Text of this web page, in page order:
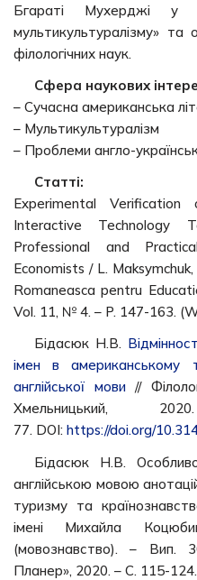
Бгараті Мухерджі у
мультикультуралізму»
філологічних наук.
Сфера наукових
– Сучасна американська
– Мультикультуралізм
– Проблеми англо-
Статті:
Experimental
Interactive Technology
Professional and
Economists / L.
Romaneasca pentru
Vol. 11, № 4. – P. 147-163.
Бідасюк Н.В.
імен в американському
англійської мови//
77. DOI: https://doi.org/
Бідасюк Н.В.
англійською мовою
туризму та
імені Михайла
(мовознавство). – Вип.
Планер», 2020. – С. 115-124.